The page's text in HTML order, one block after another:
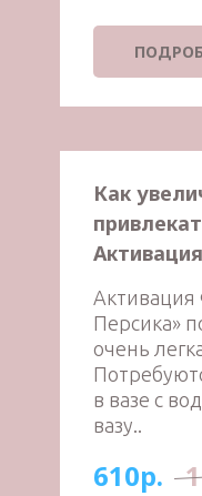
Как
Персика»
очень
в вазе с
вазу..
610р.